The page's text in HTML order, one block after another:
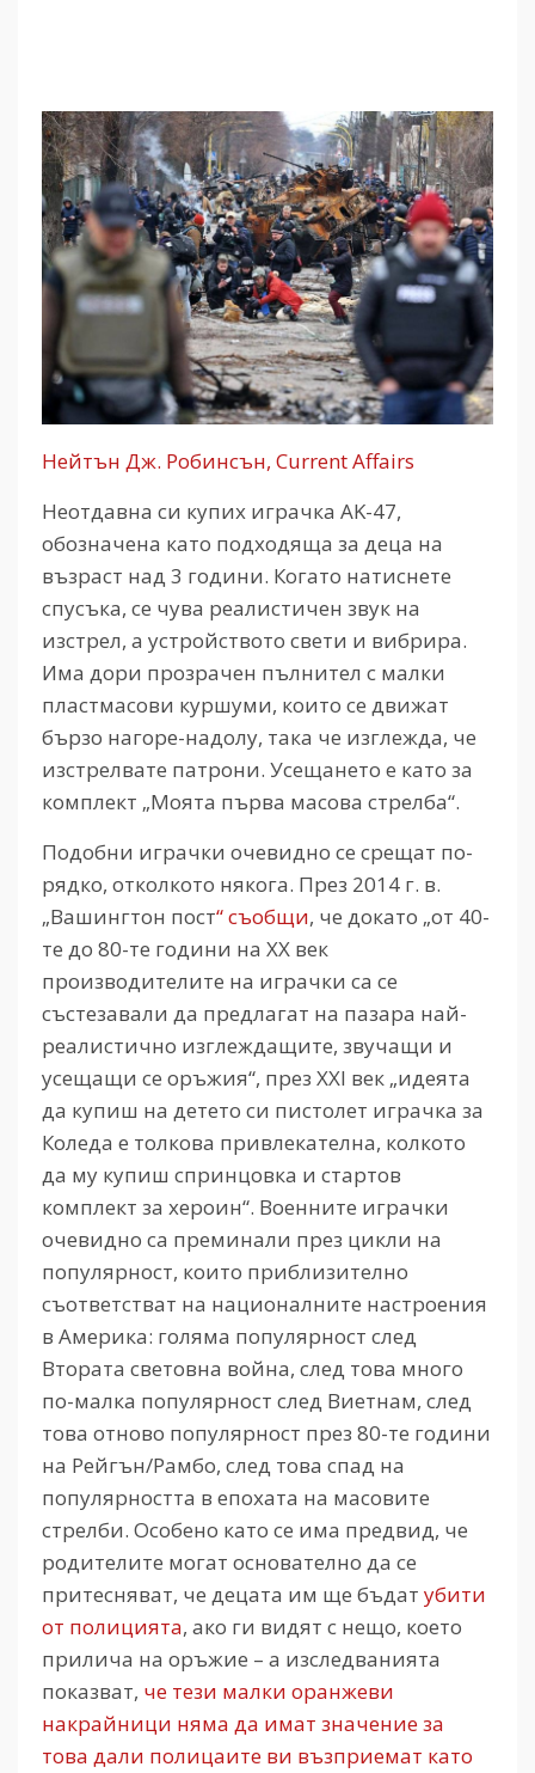
Нейтън Дж. Робинсън, Current Affairs
Неотдавна си купих играчка AK-47,
обозначена като подходяща за деца на
възраст над 3 години. Когато натиснете
спусъка, се чува реалистичен звук на
изстрел, а устройството свети и вибрира.
Има дори прозрачен пълнител с малки
пластмасови куршуми, които се движат
бързо нагоре-надолу, така че изглежда, че
изстрелвате патрони. Усещането е като за
комплект „Моята първа масова стрелба“.
Подобни играчки очевидно се срещат по-
рядко, отколкото някога. През 2014 г. в.
„Вашингтон пост“ съобщи, че докато „от 40-
те до 80-те години на ХХ век
производителите на играчки са се
състезавали да предлагат на пазара най-
реалистично изглеждащите, звучащи и
усещащи се оръжия“, през XXI век „идеята
да купиш на детето си пистолет играчка за
Коледа е толкова привлекателна, колкото
да му купиш спринцовка и стартов
комплект за хероин“. Военните играчки
очевидно са преминали през цикли на
популярност, които приблизително
съответстват на националните настроения
в Америка: голяма популярност след
Втората световна война, след това много
по-малка популярност след Виетнам, след
това отново популярност през 80-те години
на Рейгън/Рамбо, след това спад на
популярността в епохата на масовите
стрелби. Особено като се има предвид, че
родителите могат основателно да се
притесняват, че децата им ще бъдат убити
от полицията, ако ги видят с нещо, което
прилича на оръжие – а изследванията
показват, че тези малки оранжеви
накрайници няма да имат значение за
това дали полицаите ви възприемат като